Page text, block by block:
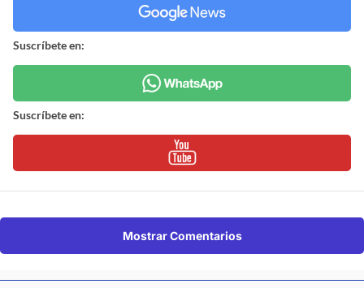
Suscríbete en:
Suscríbete en:
Mostrar Comentarios